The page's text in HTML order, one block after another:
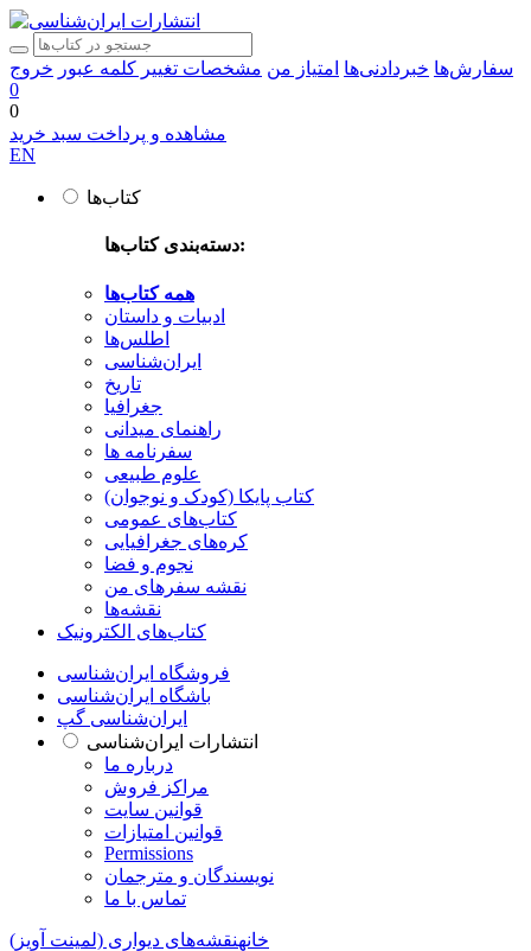
سفارش‌ها خبردادنی‌ها امتیاز من مشخصات تغییر کلمه عبور خروج
0
0
مشاهده و پرداخت سبد خرید
EN
کتاب‌ها
دسته‌بندی کتاب‌ها:
همه کتاب‌ها
ادبیات و داستان
اطلس‌ها
ایران‌شناسی
تاریخ
جغرافیا
راهنمای میدانی
سفرنامه‌ ها
علوم طبیعی
کتاب‌ پایکا (کودک و نوجوان)
کتاب‌های عمومی
کره‌های جغرافیایی
نجوم و فضا
نقشه سفرهای من
نقشه‌ها
کتاب‌های الکترونیک
فروشگاه ایران‌شناسی
باشگاه ایران‌شناسی
ایران‌شناسی گپ
انتشارات ایران‌شناسی
درباره ما
مراکز فروش
قوانین سایت
قوانین امتیازات
Permissions
نویسندگان و مترجمان
تماس با ما
خانهنقشه‌های دیواری (لمینت آویز)